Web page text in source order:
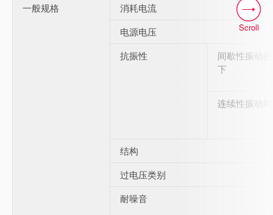
一般规格
消耗电流
电源电压
抗振性
间歇性振动
下
连续性振动时
结构
过电压类别
耐噪音
Scroll